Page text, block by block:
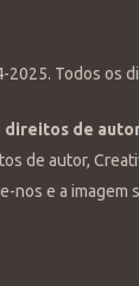
Todos os
direitos de
de autor,
nos e a imagem